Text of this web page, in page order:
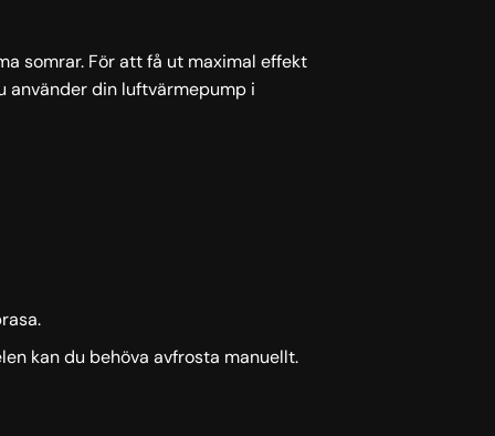
somrar. För att få ut maximal effekt
använder din luftvärmepump i
kan du behöva avfrosta manuellt.